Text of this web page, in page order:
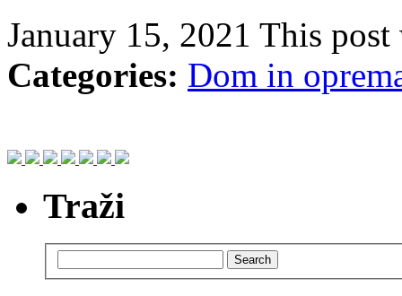
January 15, 2021 This
Categories: Dom in
Traži
Search